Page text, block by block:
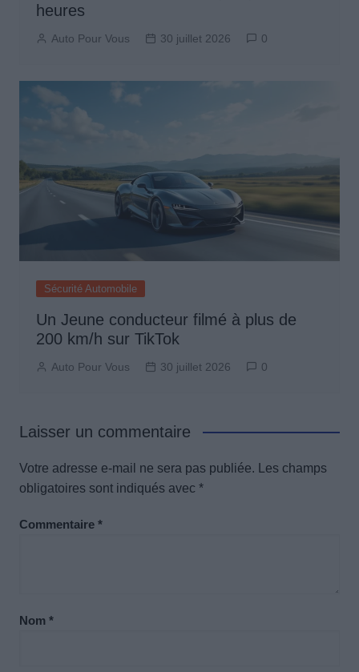
heures
Auto Pour Vous 30 juillet 2026 0
Sécurité Automobile
Un Jeune conducteur filmé à plus de
200 km/h sur TikTok
Auto Pour Vous 30 juillet 2026 0
Laisser un commentaire
Votre adresse e-mail ne sera pas publiée.
Les champs
obligatoires sont indiqués avec *
Commentaire *
Nom *